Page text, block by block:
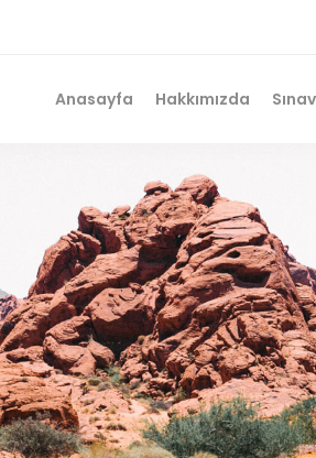
Anasayfa Hakkımızda